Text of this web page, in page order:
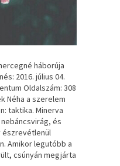
háborúja
2016. július 04.
Oldalszám: 308
Néha a szerelem
taktika. Minerva
és
észrevétlenül
Amikor legutóbb a
csúnyán megjárta